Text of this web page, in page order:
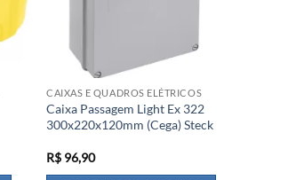
CAIXAS E QUADROS ELÉTRICOS
Caixa Passagem Light Ex 322
300x220x120mm (Cega) Steck
R$ 96,90